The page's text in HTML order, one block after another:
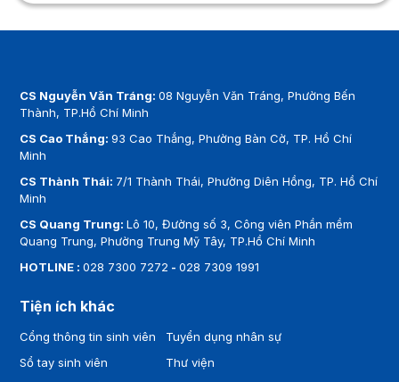
CS Nguyễn Văn Tráng:
Thành, TP.Hồ Chí Minh
CS Cao Thắng:
Minh
CS Thành Thái:7/1 Thành Thái, Phường Diên Hồng, TP. Hồ Chí
Minh
Quang Trung, Phường Trung Mỹ Tây, TP.Hồ Chí Minh
HOTLINE :028 7300 7272-028 7309 1991
Tiện ích khác